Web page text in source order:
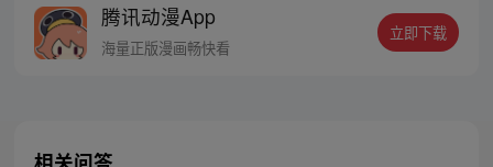
腾讯动漫App
海量正版漫画畅快看
立即下载
相关问答